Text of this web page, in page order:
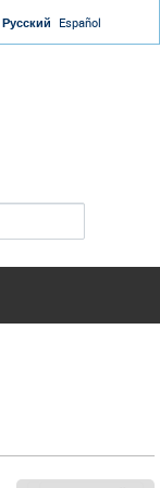
Русский Español